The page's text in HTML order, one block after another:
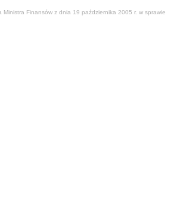
Finansów z dnia 19 października 2005 r. w sprawie